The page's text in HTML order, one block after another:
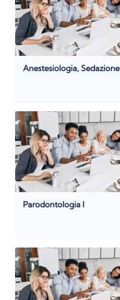
Anestesiologia,
Parodontologia I